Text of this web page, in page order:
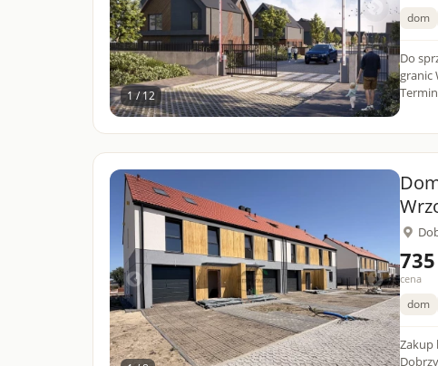
1 / 12
dom
Do sprzedania DOM
granic Wrocławia. Rynek
cena
dom
Zakup